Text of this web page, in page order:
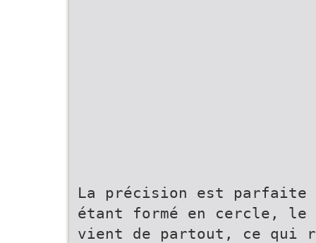
La précision est parfaite
étant formé en cercle, le
vient de partout, ce qui